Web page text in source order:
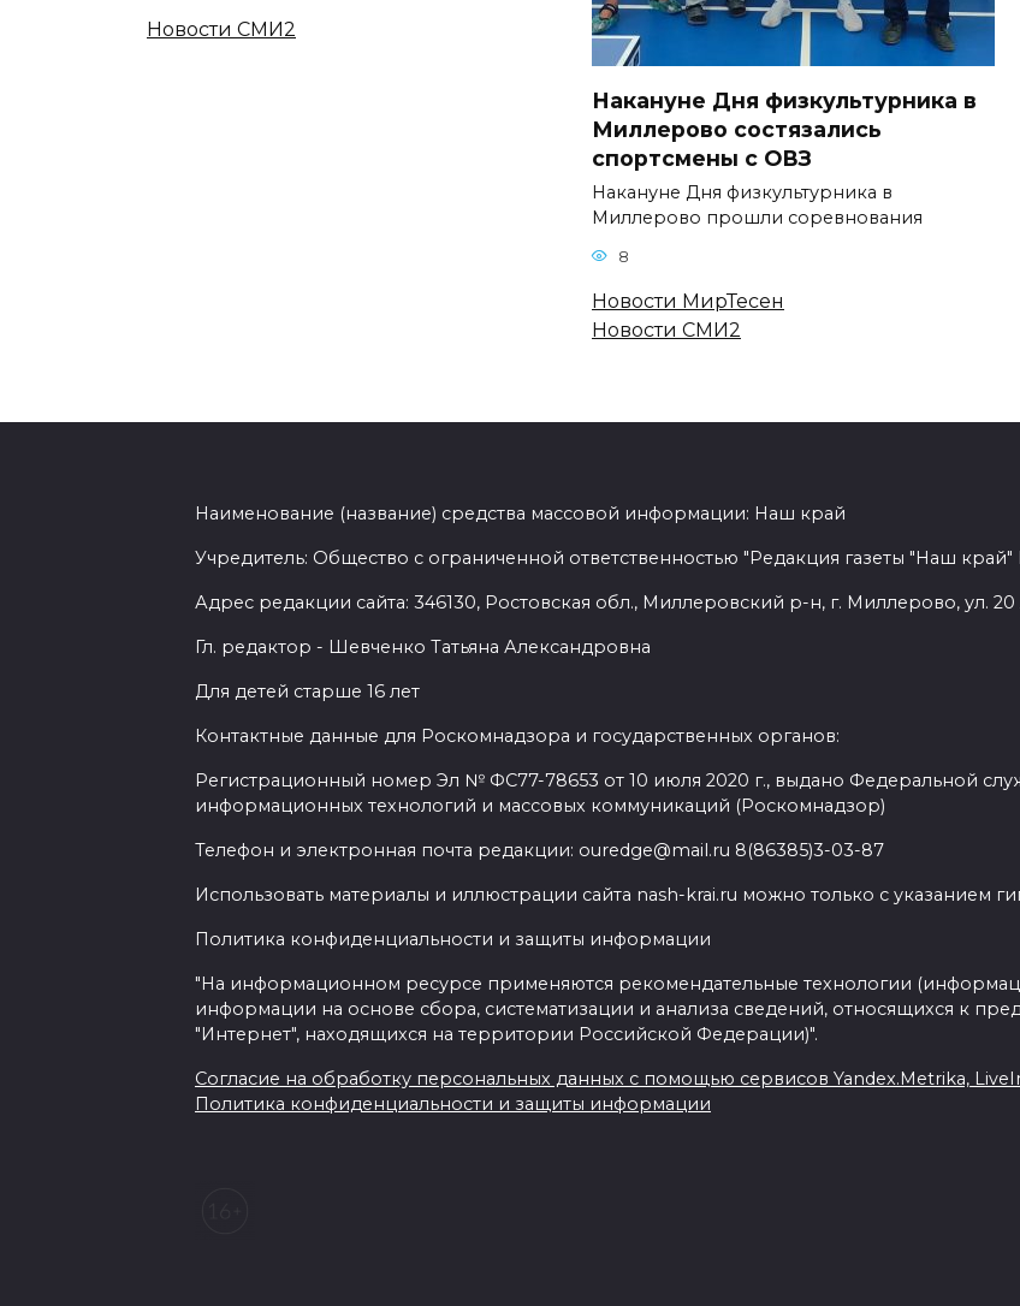
Накануне Дня физкультурника в
Миллерово состязались
спортсмены с ОВЗ
Накануне Дня физкультурника в
Миллерово прошли соревнования
8
Новости МирТесен
Новости СМИ2
Новости СМИ2
Наименование (название) средства массовой информации: Наш край
Учредитель: Общество с ограниченной ответственностью "Редакция газеты "Наш
Адрес редакции сайта: 346130, Ростовская обл., Миллеровский р-н, г. Миллерово, ул. 20
Гл. редактор - Шевченко Татьяна Александровна
Для детей старше 16 лет
Контактные данные для Роскомнадзора и государственных органов:
Регистрационный номер Эл № ФС77-78653 от 10 июля 2020 г., выдано Федеральной
информационных технологий и массовых коммуникаций (Роскомнадзор)
Телефон и электронная почта редакции: ouredge@mail.ru 8(86385)3-03-87
Использовать материалы и иллюстрации сайта nash-krai.ru можно только с указанием
Политика конфиденциальности и защиты информации
"На информационном ресурсе применяются рекомендательные технологии
информации на основе сбора, систематизации и анализа сведений, относящихся к
"Интернет", находящихся на территории Российской Федерации)".
Согласие на обработку персональных данных с помощью сервисов Yandex.Metrika,
Политика конфиденциальности и защиты информации